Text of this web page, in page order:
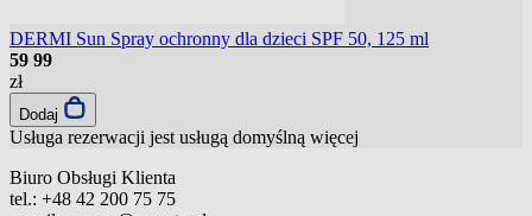
DERMI Sun Spray ochronny dla dzieci SPF 50, 125 ml
59 99
zł
Dodaj
Usługa rezerwacji jest usługą domyślną więcej
Biuro Obsługi Klienta
tel.: +48 42 200 75 75